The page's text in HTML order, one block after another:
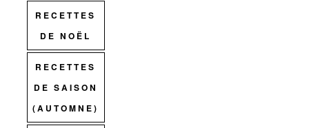
RECETTES
DE NOËL
RECETTES
DE SAISON
(AUTOMNE)